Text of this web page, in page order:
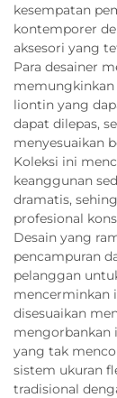
kesempatan
kontemporer
aksesori yang
Para desainer
memungkinkan
liontin yang
dapat dilepas,
menyesuaikan
Koleksi ini
keanggunan
dramatis,
profesional
Desain yang
pencampuran
pelanggan
mencerminkan
disesuaikan
mengorbankan
yang tak
sistem ukuran
tradisional